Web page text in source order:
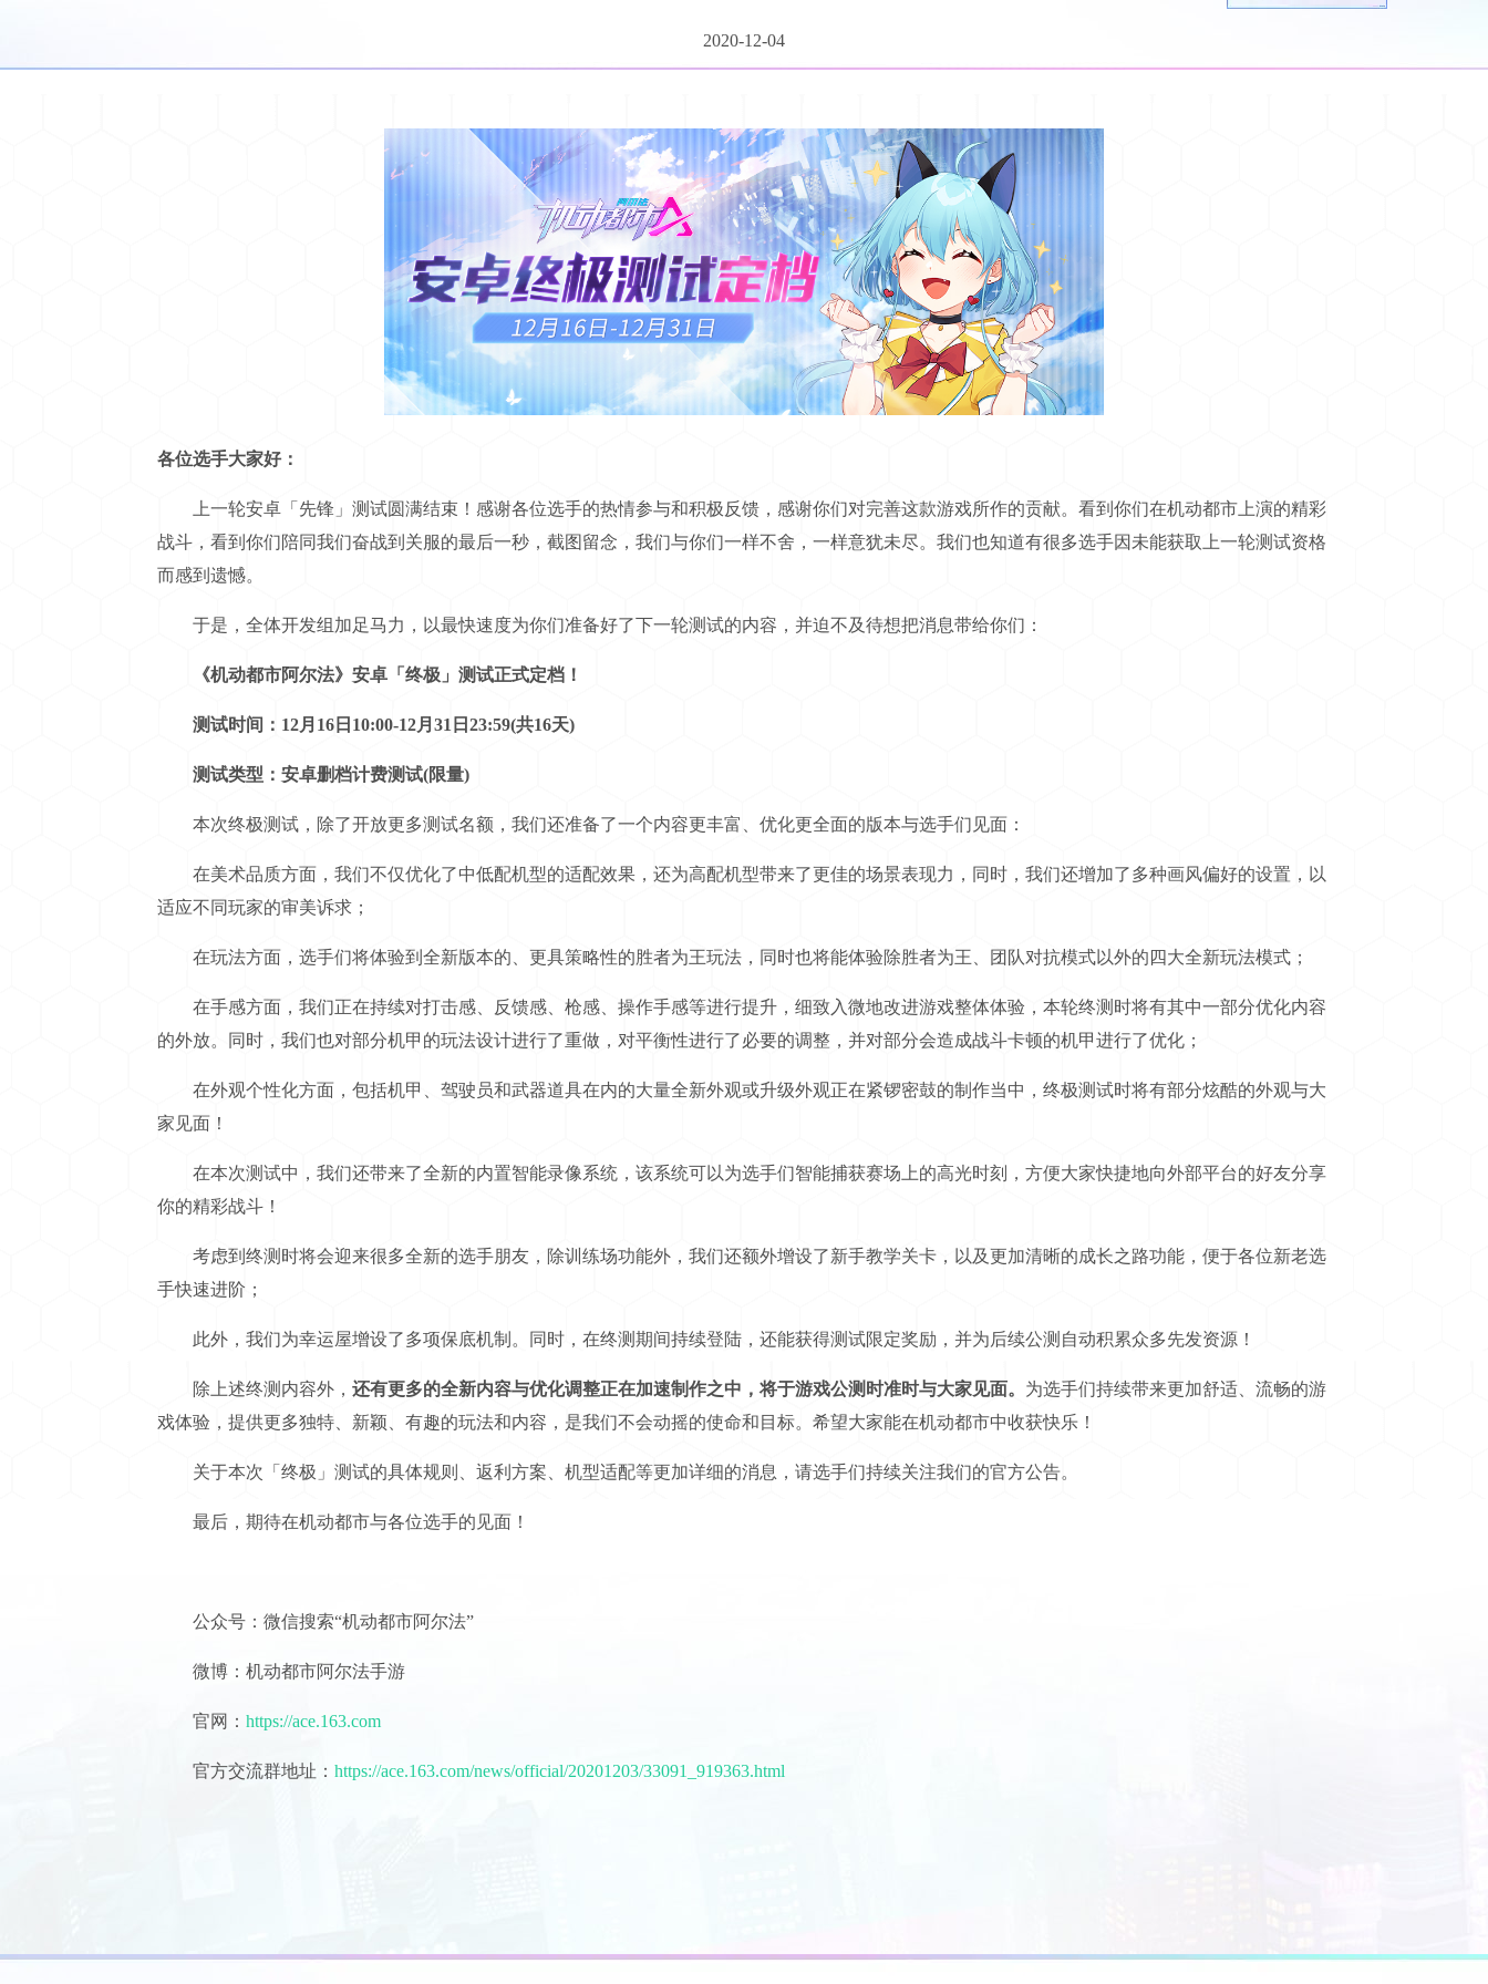
2020-12-04
各位选手大家好：
上一轮安卓「先锋」测试圆满结束！感谢各位选手的热情参与和积极反馈，感谢你们对完善这款游戏所作的贡献。看到你们在机动都市上演的精彩
战斗，看到你们陪同我们奋战到关服的最后一秒，截图留念，我们与你们一样不舍，一样意犹未尽。我们也知道有很多选手因未能获取上一轮测试资格
而感到遗憾。
于是，全体开发组加足马力，以最快速度为你们准备好了下一轮测试的内容，并迫不及待想把消息带给你们：
《机动都市阿尔法》安卓「终极」测试正式定档！
测试时间：12月16日10:00-12月31日23:59(共16天)
测试类型：安卓删档计费测试(限量)
本次终极测试，除了开放更多测试名额，我们还准备了一个内容更丰富、优化更全面的版本与选手们见面：
在美术品质方面，我们不仅优化了中低配机型的适配效果，还为高配机型带来了更佳的场景表现力，同时，我们还增加了多种画风偏好的设置，以
适应不同玩家的审美诉求；
在玩法方面，选手们将体验到全新版本的、更具策略性的胜者为王玩法，同时也将能体验除胜者为王、团队对抗模式以外的四大全新玩法模式；
在手感方面，我们正在持续对打击感、反馈感、枪感、操作手感等进行提升，细致入微地改进游戏整体体验，本轮终测时将有其中一部分优化内容
的外放。同时，我们也对部分机甲的玩法设计进行了重做，对平衡性进行了必要的调整，并对部分会造成战斗卡顿的机甲进行了优化；
在外观个性化方面，包括机甲、驾驶员和武器道具在内的大量全新外观或升级外观正在紧锣密鼓的制作当中，终极测试时将有部分炫酷的外观与大
家见面！
在本次测试中，我们还带来了全新的内置智能录像系统，该系统可以为选手们智能捕获赛场上的高光时刻，方便大家快捷地向外部平台的好友分享
你的精彩战斗！
考虑到终测时将会迎来很多全新的选手朋友，除训练场功能外，我们还额外增设了新手教学关卡，以及更加清晰的成长之路功能，便于各位新老选
手快速进阶；
此外，我们为幸运屋增设了多项保底机制。同时，在终测期间持续登陆，还能获得测试限定奖励，并为后续公测自动积累众多先发资源！
除上述终测内容外， 还有更多的全新内容与优化调整正在加速制作之中，将于游戏公测时准时与大家见面。 为选手们持续带来更加舒适、流畅的游
戏体验，提供更多独特、新颖、有趣的玩法和内容，是我们不会动摇的使命和目标。希望大家能在机动都市中收获快乐！
关于本次「终极」测试的具体规则、返利方案、机型适配等更加详细的消息，请选手们持续关注我们的官方公告。
最后，期待在机动都市与各位选手的见面！
公众号：微信搜索“机动都市阿尔法”
微博：机动都市阿尔法手游
官网： https://ace.163.com
官方交流群地址： https://ace.163.com/news/official/20201203/33091_919363.html